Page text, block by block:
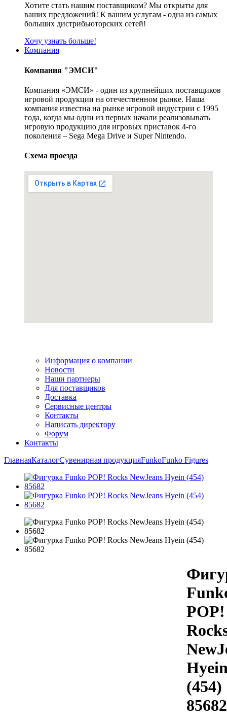
Хотите стать нашим поставщиком? Мы открыты для
ваших предложений! К вашим услугам - одна из самых
больших дистрибьюторских сетей!
Хочу узнать больше!
Компания
Компания "ЭМСИ"
Компания «ЭМСИ» - один из крупнейших поставщиков
игровой продукции на отечественном рынке. Наша
компания известна на рынке игровой индустрии с 1995
года, когда мы одни из первых начали реализовывать
игровую продукцию для игровых приставок 4-го
поколения – Sega Mega Drive и Super Nintendo.
Схема проезда
Информация о компании
Новости
Наши партнеры
Для поставщиков
Доставка
Сервисные центры
Контакты
Написать директору
Форум
Контакты
ГлавнаяКаталогСувенирная продукцияFunkoFunko Figures
POP!
(454)
85682